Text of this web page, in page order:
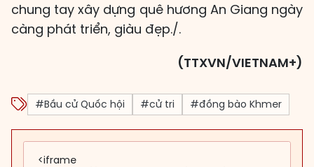
chung tay xây dựng quê hương An Giang ngày
càng phát triển, giàu đẹp./.
(TTXVN/VIETNAM+)
#Bầu cử Quốc hội #cử tri #đồng bào Khmer